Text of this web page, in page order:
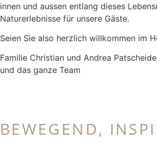
innen und aussen entlang dieses
Naturerlebnisse für unsere Gäste.
Seien Sie also herzlich willkommen im
Familie Christian und Andrea
und das ganze Team
BEWEGEND,